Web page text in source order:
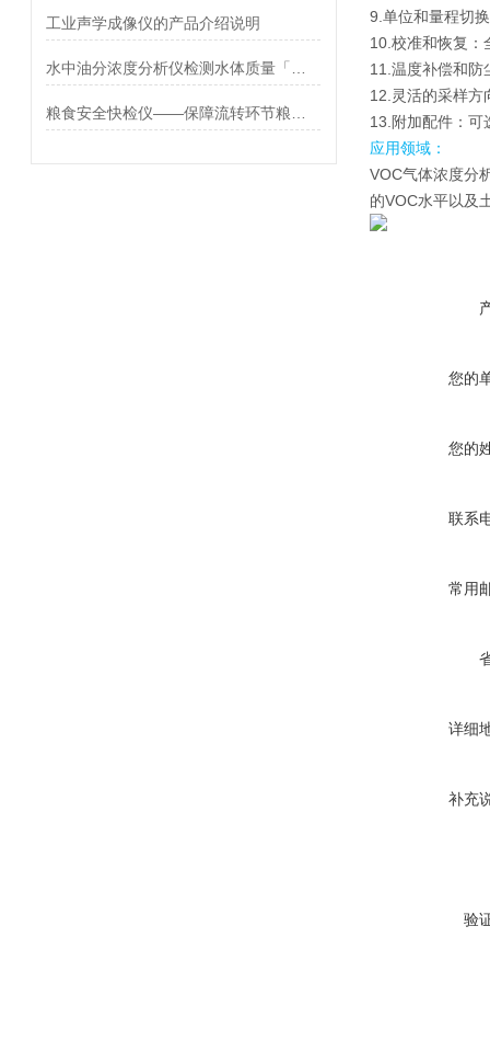
工业声学成像仪的产品介绍说明
9.单位和量程切
10.校准和恢复：
11.温度补偿和防
12.灵活的采样方
13.附加配件：可
应用领域：
VOC气体浓度分
的VOC水平以及
您的
您的
联系
常用
详细
补充
验